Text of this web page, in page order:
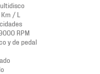
/ L
RPM
y de pedal